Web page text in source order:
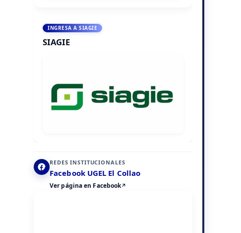
INGRESA A SIAGIE
SIAGIE
REDES INSTITUCIONALES
Facebook UGEL El Collao
Ver página en Facebook